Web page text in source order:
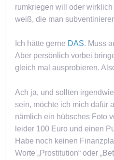
rumkriegen will oder
weiß, die man
Ich hätte gerne DAS. Muss
Aber persönlich vorbei
gleich mal ausprobieren.
Ach ja, und sollten
sein, möchte ich mich dafür
nämlich ein hübsches Foto
leider 100 Euro und einen
Habe noch keinen
Worte „Prostitution“ oder